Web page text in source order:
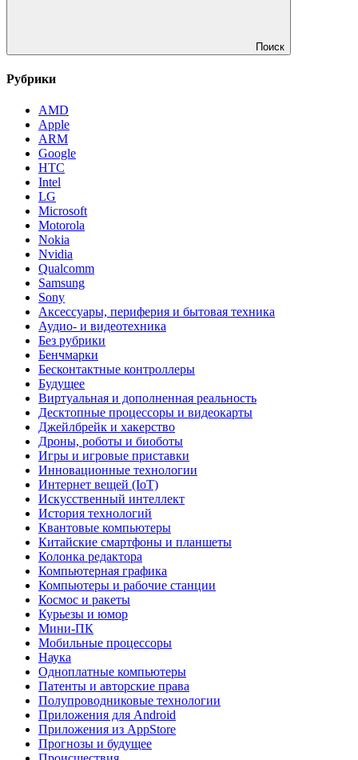
Поиск
Рубрики
AMD
Apple
ARM
Google
HTC
Intel
LG
Microsoft
Motorola
Nokia
Nvidia
Qualcomm
Samsung
Sony
Аксессуары, периферия и бытовая техника
Аудио- и видеотехника
Без рубрики
Бенчмарки
Бесконтактные контроллеры
Будущее
Виртуальная и дополненная реальность
Десктопные процессоры и видеокарты
Джейлбрейк и хакерство
Дроны, роботы и биоботы
Игры и игровые приставки
Инновационные технологии
Интернет вещей (IoT)
Искусственный интеллект
История технологий
Квантовые компьютеры
Китайские смартфоны и планшеты
Колонка редактора
Компьютерная графика
Компьютеры и рабочие станции
Космос и ракеты
Курьезы и юмор
Мини-ПК
Мобильные процессоры
Наука
Одноплатные компьютеры
Патенты и авторские права
Полупроводниковые технологии
Приложения для Android
Приложения из AppStore
Прогнозы и будущее